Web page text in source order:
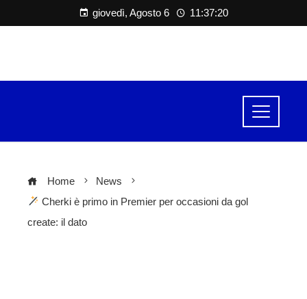
giovedì, Agosto 6 11:37:21
Home
News
Cherki è primo in Premier per occasioni da gol
create: il dato